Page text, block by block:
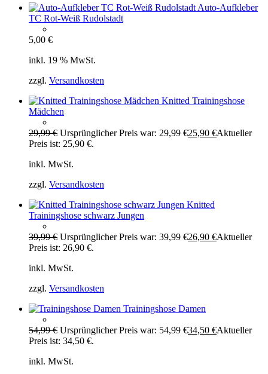
Auto-Aufkleber
TC Rot-Weiß Rudolstadt
5,00 €
inkl. 19 % MwSt.
zzgl. Versandkosten
Knitted Trainingshose
Mädchen
29,99€ Ursprünglicher Preis war: 29,99 €25,90 €Aktueller
Preis ist: 25,90 €.
inkl. MwSt.
zzgl. Versandkosten
Knitted
Trainingshose schwarz Jungen
39,99€ Ursprünglicher Preis war: 39,99 €26,90 €Aktueller
Preis ist: 26,90 €.
inkl. MwSt.
zzgl. Versandkosten
Trainingshose Damen
54,99€ Ursprünglicher Preis war: 54,99 €34,50 €Aktueller
Preis ist: 34,50 €.
inkl. MwSt.